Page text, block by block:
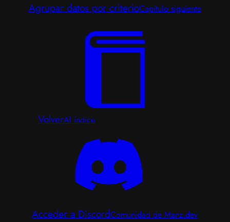
Agrupar datos por criterioCapítulo siguiente
VolverAl índice
Acceder a DiscordComunidad de Manz.dev